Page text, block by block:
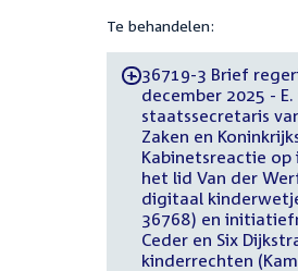
Te behandelen:
-36719-3 Brief
december 2025 -
staatssecretaris
Zaken en
Kabinetsreactie
het lid Van der
digitaal
36768) en
Ceder en Six
kinderrechten